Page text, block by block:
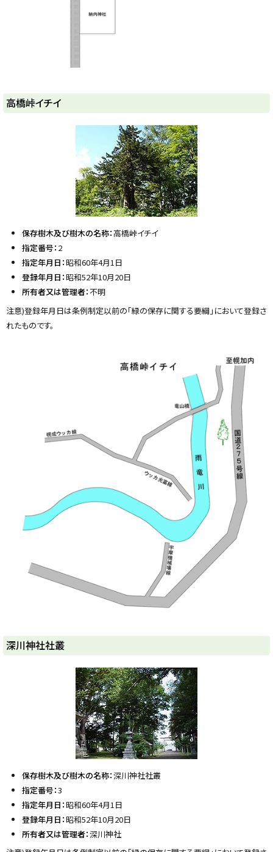
ト
ッ
高橋峠イチイ
保存樹木及び樹木の名称： 高橋峠イチイ
指定番号： 2
指定年月日：昭和60年4月1日
登録年月日：昭和52年10月20日
所有者又は管理者：不明
注意)登録年月日は条例制定以前の「緑の保存に関する要綱」において登録さ
れたものです。
ト
ッ
深川神社社叢
保存樹木及び樹木の名称：深川神社社叢
指定番号：3
指定年月日：昭和60年4月1日
登録年月日：昭和52年10月20日
所有者又は管理者：深川神社